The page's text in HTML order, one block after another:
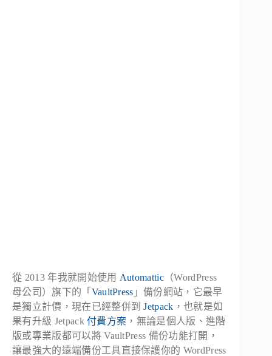
從 2013 年我就開始使用 Automattic （WordPress
母公司）旗下的「 VaultPress 」備份網站，它最早
是獨立計價，現在已經整併到Jetpack ，也就是如
果有升級 Jetpack付費方案 ，無論是個人版、進階
版或專業版都可以將 VaultPress 備份功能打開，
讓最強大的遠端備份工具直接保護你的 WordPress